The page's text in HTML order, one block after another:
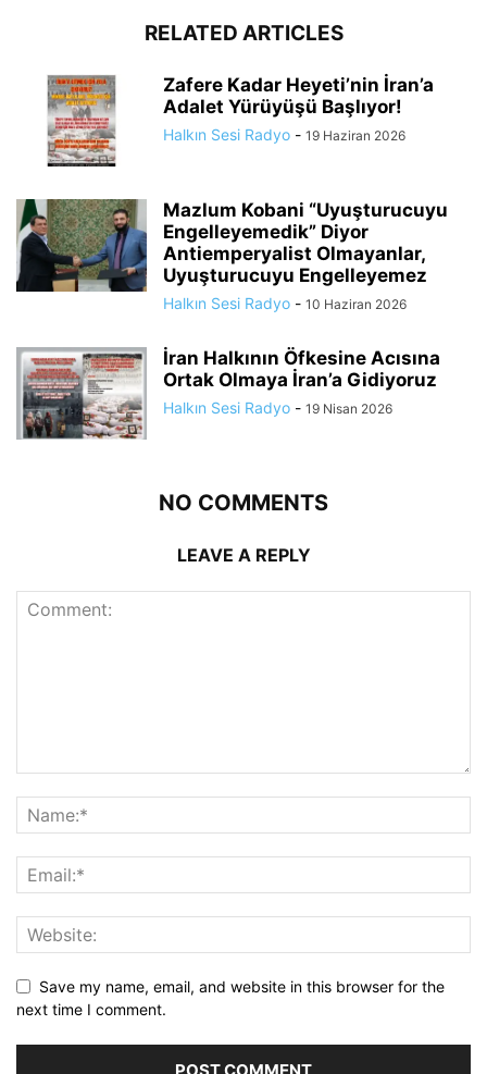
RELATED ARTICLES
Zafere Kadar Heyeti’nin İran’a
Adalet Yürüyüşü Başlıyor!
Halkın Sesi Radyo - 19 Haziran 2026
Mazlum Kobani “Uyuşturucuyu
Engelleyemedik” Diyor
Antiemperyalist Olmayanlar,
Uyuşturucuyu Engelleyemez
Halkın Sesi Radyo - 10 Haziran 2026
İran Halkının Öfkesine Acısına
Ortak Olmaya İran’a Gidiyoruz
Halkın Sesi Radyo - 19 Nisan 2026
NO COMMENTS
LEAVE A REPLY
Save my name, email, and website in this browser for the
next time I comment.